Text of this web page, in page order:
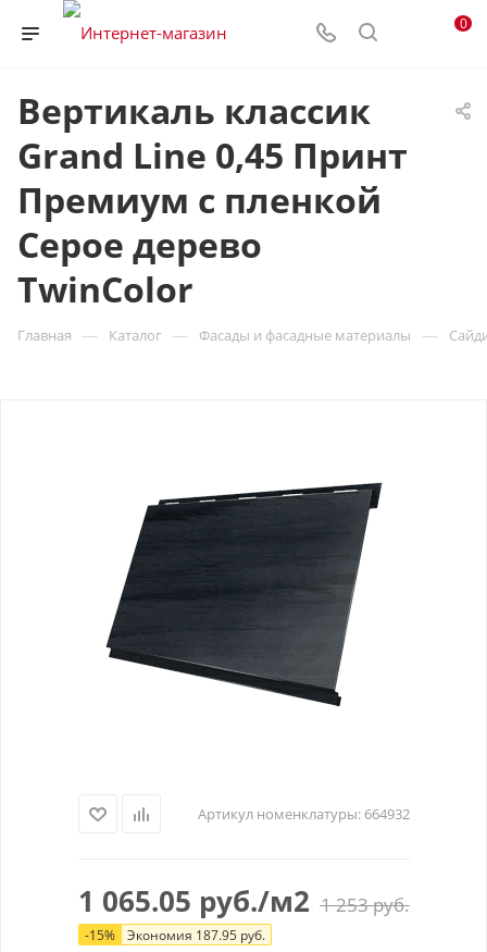
0
Вертикаль классик
Grand Line 0,45 Принт
Премиум с пленкой
Серое дерево
TwinColor
Главная — Каталог — Фасады и фасадные материалы —
Артикул номенклатуры: 664932
1 065.05 руб./м2 1 253руб.
-15% Экономия 187.95руб.